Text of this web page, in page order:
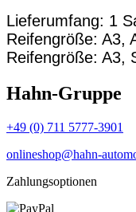
Lieferumfang: 1
Reifengröße: A3,
Reifengröße: A3,
Hahn-Gruppe
+49 (0) 711 5777-3901
onlineshop@hahn-
Zahlungsoptionen